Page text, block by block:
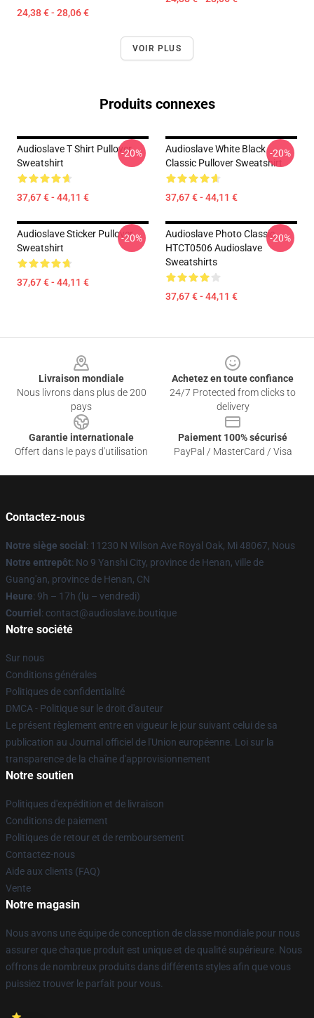
24,38 € - 28,06 €
VOIR PLUS
Produits connexes
Audioslave T Shirt Pullover
Sweatshirt
37,67 € - 44,11 €
-20%
Audioslave White Black
Classic Pullover Sweatshirt
37,67 € - 44,11 €
-20%
Audioslave Sticker Pullover
Sweatshirt
37,67 € - 44,11 €
-20%
Audioslave Photo Classic
HTCT0506 Audioslave
Sweatshirts
37,67 € - 44,11 €
-20%
Livraison mondiale
Nous livrons dans plus de 200
pays
Achetez en toute confiance
24/7 Protected from clicks to
delivery
Garantie internationale
Offert dans le pays d'utilisation
Paiement 100% sécurisé
PayPal / MasterCard / Visa
Contactez-nous
Notre siège social : 11230 N Wilson Ave Royal Oak, Mi 48067, Nous
Notre entrepôt: No 9 Yanshi City, province de Henan, ville de
Guang'an, province de Henan, CN
Heure: 9h – 17h (lu – vendredi)
Courriel : contact@audioslave.boutique
Notre société
Sur nous
Conditions générales
Politiques de confidentialité
DMCA - Politique sur le droit d'auteur
Le présent règlement entre en vigueur le jour suivant celui de sa
publication au Journal officiel de l'Union européenne. Loi sur la
transparence de la chaîne d'approvisionnement
Notre soutien
Politiques d'expédition et de livraison
Conditions de paiement
Politiques de retour et de remboursement
Contactez-nous
Aide aux clients (FAQ)
Vente
Notre magasin
Nous avons une équipe de conception de classe mondiale pour nous
assurer que chaque produit est unique et de qualité supérieure. Nous
offrons de nombreux produits dans différents styles afin que vous
puissiez trouver le parfait pour vous.